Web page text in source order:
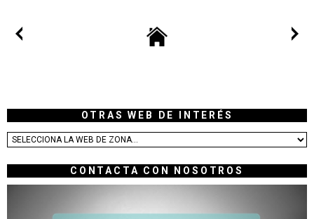
OTRAS WEB DE INTERÉS
CONTACTA CON NOSOTROS